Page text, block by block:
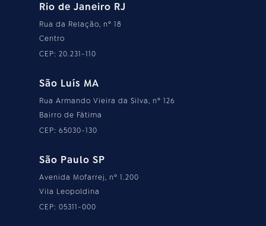
Rio de Janeiro RJ
Rua da Relação, nº 18
Centro
CEP: 20.231-110
São Luís MA
Rua Armando Vieira da Silva, nº 126
Bairro de Fátima
CEP: 65030-130
São Paulo SP
Avenida Mofarrej, nº 1.200
Vila Leopoldina
CEP: 05311-000